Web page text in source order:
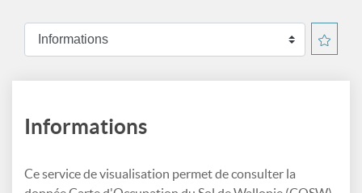
Informations
Ce service de visualisation permet de consulter la